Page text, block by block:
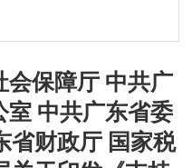
会保障厅 中共广
室 中共广东省委
省财政厅 国家税